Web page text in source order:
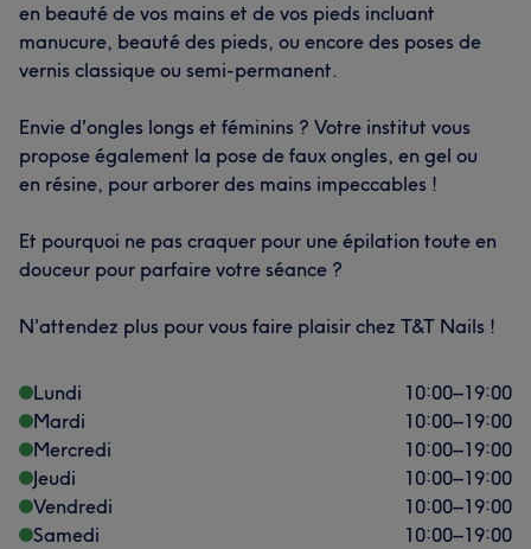
en beauté de vos mains et de vos pieds incluant
manucure, beauté des pieds, ou encore des poses de
vernis classique ou semi-permanent.
Envie d'ongles longs et féminins ? Votre institut vous
propose également la pose de faux ongles, en gel ou
en résine, pour arborer des mains impeccables !
Et pourquoi ne pas craquer pour une épilation toute en
douceur pour parfaire votre séance ?
N'attendez plus pour vous faire plaisir chez T&T Nails !
Lundi 10:00–19:00
Mardi
10:00–19:00
Mercredi
10:00–19:00
Jeudi
10:00–19:00
Vendredi
10:00–19:00
Samedi
10:00–19:00